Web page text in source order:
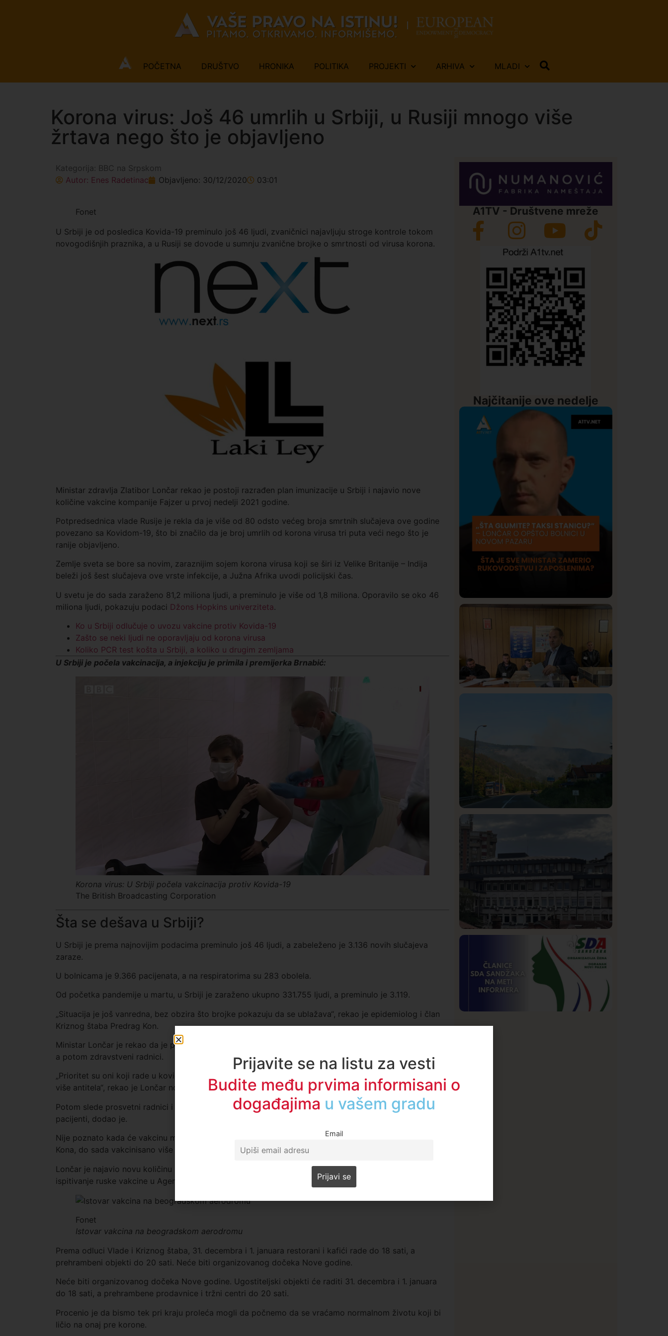
POČETNA DRUŠTVO HRONIKA POLITIKA PROJEKTI ARHIVA MLADI
Korona virus: Još 46 umrlih u Srbiji, u Rusiji mnogo više
žrtava nego što je objavljeno
Kategorija: BBC na Srpskom
Autor: Enes Radetinac Objavljeno: 30/12/2020 03:01
Fonet
U Srbiji je od posledica Kovida-19 preminulo još 46 ljudi, zvaničnici najavljuju stroge kontrole tokom
novogodišnjih praznika, a u Rusiji se dovode u sumnju zvanične brojke o smrtnosti od virusa korona.
Ministar zdravlja Zlatibor Lončar rekao je postoji razrađen plan imunizacije u Srbiji i najavio nove
količine vakcine kompanije Fajzer u prvoj nedelji 2021 godine.
Potpredsednica vlade Rusije je rekla da je više od 80 odsto većeg broja smrtnih slučajeva ove godine
povezano sa Kovidom-19, što bi značilo da je broj umrlih od korona virusa tri puta veći nego što je
ranije objavljeno.
Zemlje sveta se bore sa novim, zaraznijim sojem korona virusa koji se širi iz Velike Britanije – Indija
beleži još šest slučajeva ove vrste infekcije, a Južna Afrika uvodi policijski čas.
U svetu je do sada zaraženo 81,2 miliona ljudi, a preminulo je više od 1,8 miliona. Oporavilo se oko 46
miliona ljudi, pokazuju podaci Džons Hopkins univerziteta.
Ko u Srbiji odlučuje o uvozu vakcine protiv Kovida-19
Zašto se neki ljudi ne oporavljaju od korona virusa
Koliko PCR test košta u Srbiji, a koliko u drugim zemljama
U Srbiji je počela vakcinacija, a injekciju je primila i premijerka Brnabić:
Korona virus: U Srbiji počela vakcinacija protiv Kovida-19
The British Broadcasting Corporation
Šta se dešava u Srbiji?
U Srbiji je prema najnovijim podacima preminulo još 46 ljudi, a zabeleženo je 3.136 novih slučajeva
zaraze.
U bolnicama je 9.366 pacijenata, a na respiratorima su 283 obolela.
Od početka pandemije u martu, u Srbiji je zaraženo ukupno 331.755 ljudi, a preminulo je 3.119.
„Situacija je još vanredna, bez obzira što brojke pokazuju da se ublažava“, rekao je epidemiolog i član
Kriznog štaba Predrag Kon.
Ministar Lončar je rekao da je plan vakcinacije u Srbiji „razrađen“, te da su prioritet stariji od 70 godina,
a potom zdravstveni radnici.
„Prioritet su oni koji rade u kovid sistemu koji do sad nisu oboleli, a potom oni koji su oboleli i nemaju
više antitela“, rekao je Lončar novinarima.
Potom slede prosvetni radnici i državni službenici koji rade sa stanovništvom, a za njima hronični
pacijenti, dodao je.
Nije poznato kada će vakcinu moći da dobiju ostali građani Srbije u kojoj je, prema rečima Predraga
Kona, do sada vakcinisano više od hiljadu ljudi.
Lončar je najavio novu količinu Fajzerovih vakcina od 4. januara, kada će, kako očekuje, biti završeno i
ispitivanje ruske vakcine u Agenciji za lekove Srbije.
Fonet
Istovar vakcina na beogradskom aerodromu
Prema odluci Vlade i Kriznog štaba, 31. decembra i 1. januara restorani i kafići rade do 18 sati, a
prehrambeni objekti do 20 sati. Neće biti organizovanog dočeka Nove godine.
Neće biti organizovanog dočeka Nove godine. Ugostiteljski objekti će raditi 31. decembra i 1. januara
do 18 sati, a prehrambene prodavnice i tržni centri do 20 sati.
Procenio je da bismo tek pri kraju proleća mogli da počnemo da se vraćamo normalnom životu koji bi
ličio na onaj pre korone.
A1TV - Društvene mreže
Najčitanije ove nedelje
Lončar o Opštoj bolnici u Novom
Pazaru: „Šta glumite? Taksi stanicu?“
Požar od Magliča do Ušća, brda u
plamenu – vatrogasci na terenu
Podignut optužni predlog protiv E.A.
zbog napada u Novom Pazaru,
produžen mu pritvor
Istaknuto
Prijavite se na listu za vesti
Budite među prvima informisani o
događajima u regionu
Email